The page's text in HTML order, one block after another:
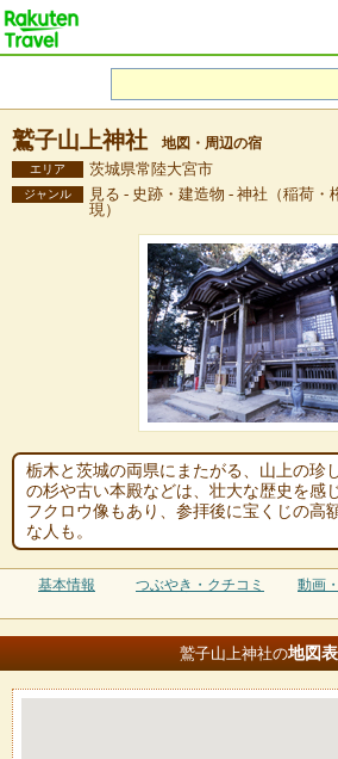
鷲子山上神社 地図・周辺の宿
エリア 茨城県常陸大宮市
ジャンル
見る - 史跡・建造物 - 神社（稲荷・
現）
栃木と茨城の両県にまたがる、山上の珍
の杉や古い本殿などは、壮大な歴史を感
フクロウ像もあり、参拝後に宝くじの高
な人も。
基本情報 つぶやき・クチコミ 動画
鷲子山上神社の地図